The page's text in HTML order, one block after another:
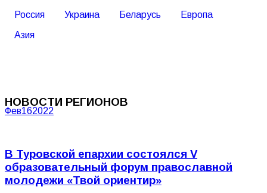
Россия Украина Беларусь
Европа
Азия
НОВОСТИ РЕГИОНОВ
Фев162022
В Туровской епархии состоялся V
образовательный форум православной
молодежи «Твой ориентир»